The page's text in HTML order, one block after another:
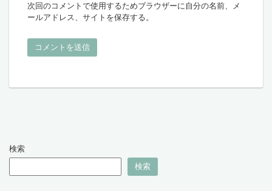
次回のコメントで使用するためブラウザーに自分の名前、メ
ールアドレス、サイトを保存する。
検索
検索